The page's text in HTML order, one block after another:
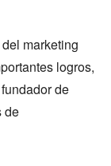
marketing
logros,
de
de